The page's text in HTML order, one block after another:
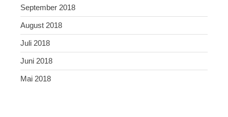
September 2018
August 2018
Juli 2018
Juni 2018
Mai 2018